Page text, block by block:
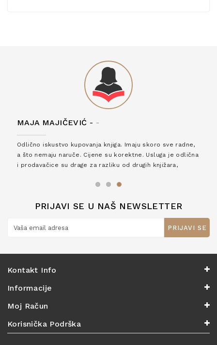
MAJA MAJIČEVIĆ - -
Odlično iskustvo kupovanja knjiga. Imaju skoro sve radne,
a što nemaju naruče. Cijene su korektne. Usluga je odlična
i prodavačice su drage za razliku od drugih knjižara,
PRIJAVI SE U NAŠ NEWSLETTER
PRIJAVI SE
Kontakt Info
Informacije
Moj Račun
Korisnička Podrška